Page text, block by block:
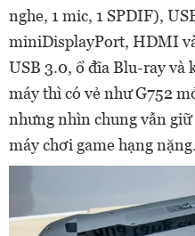
nghe, 1 mic, 1 SPDIF),
miniDisplayPort, HDMI
USB 3.0, ổ đĩa Blu-ray và
máy thì có vẻ như G752
nhưng nhìn chung vẫn
máy chơi game hạng nặng.